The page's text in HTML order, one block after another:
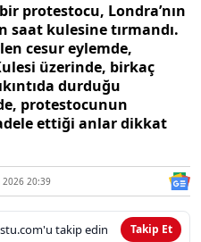
protestocu, Londra’nın
saat kulesine tırmandı.
cesur eylemde,
üzerinde, birkaç
durduğu
protestocunun
ettiği anlar dikkat
2026 20:39
takip edin Takip Et